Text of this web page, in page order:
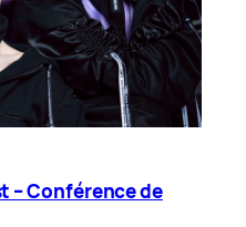
– Conférence de